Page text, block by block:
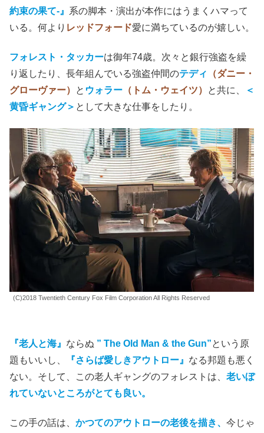
約束の果て-』 系の脚本・演出が本作にはうまくハマって
いる。何より レッドフォード愛に満ちているのが嬉しい。
フォレスト・タッカーは御年74歳。次々と銀行強盗を繰
り返したり、長年組んでいる強盗仲間のテディ
（ダニー・
グローヴァー）
と ウォラー （トム・ウェイツ） と共に、
＜
黄昏ギャング＞ として大きな仕事をしたり。
(C)2018 Twentieth Century Fox Film Corporation All Rights Reserved
『老人と海』 ならぬ ” The Old Man & the Gun”という原
題もいいし、
『さらば愛しきアウトロー』 なる邦題も悪く
ない。そして、この老人ギャングのフォレストは、 老いぼ
れていないところがとても良い。
この手の話は、 かつてのアウトローの老後を描き、 今じゃ